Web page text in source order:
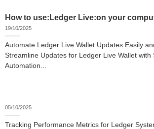
How to use:Ledger Live:on your
19/10/2025
Automate Ledger Live Wallet Updates Easily
Streamline Updates for Ledger Live Wallet with
Automation...
05/10/2025
Tracking Performance Metrics for Ledger